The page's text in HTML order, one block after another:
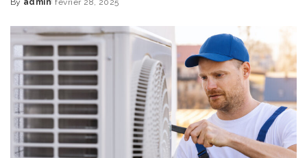
Posted